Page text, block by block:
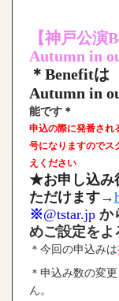
【神戸公演
Autumn in
＊Benefitは
Autumn in
能です＊
申込の際に発番され
号になりますのでス
えください
★お申し込み
ただけます→
※@tstar.jpか
めご設定をよ
＊今回の申込みは
＊申込み数の変
ん。